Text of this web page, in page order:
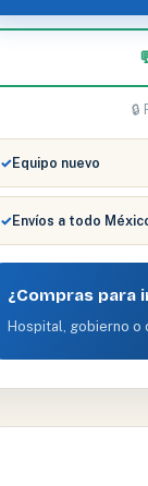
✓Equipo nuevo
✓Envíos a todo
¿Compras para
Hospital, gobierno o